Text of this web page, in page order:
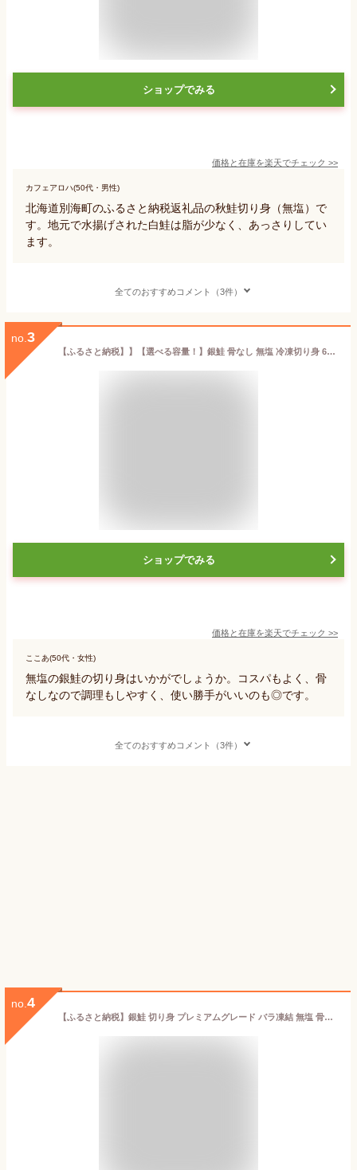
ショップでみる
価格と在庫を楽天でチェック >>
カフェアロハ(50代・男性)
北海道別海町のふるさと納税返礼品の秋鮭切り身（無塩）で
す。地元で水揚げされた白鮭は脂が少なく、あっさりしてい
ます。
全てのおすすめコメント（3件）
no. 3
【ふるさと納税】】【選べる容量！】銀鮭 骨なし 無塩 冷凍切り身 600g / 1.2kg / 1.8kg [B-05915] /さけ サケ 鮭 海鮮 切り身 焼き鮭 冷凍 ストック 海の幸 福井県鯖江市
ショップでみる
価格と在庫を楽天でチェック >>
ここあ(50代・女性)
無塩の銀鮭の切り身はいかがでしょうか。コスパもよく、骨
なしなので調理もしやすく、使い勝手がいいのも◎です。
全てのおすすめコメント（3件）
no. 4
【ふるさと納税】銀鮭 切り身 プレミアムグレード バラ凍結 無塩 骨抜き うろこ取り 骨取り 骨無し 冷凍 鮭 サケ シャケ サーモン おつまみ おかず 鮭 惣菜 弁当 海鮮 魚介 焼くだけ 家庭用 藻塩付き